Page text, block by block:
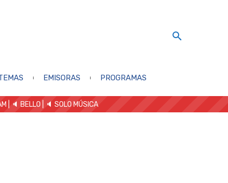
EMISORAS PROGRAMAS
| 🔈 BELLO 🔈 SOLO MÚSICA